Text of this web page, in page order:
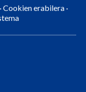
·Cookien erabilera ·